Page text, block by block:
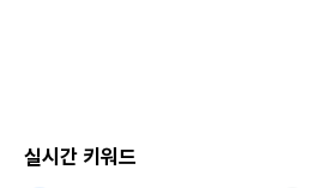
실시간 키워드